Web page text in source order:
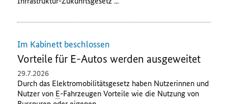
Im Kabinett beschlossen
Vorteile für E-Autos werden ausgeweitet
29.7.2026
Durch das Elektromobilitätsgesetz haben Nutzerinnen und
Nutzer von E-Fahrzeugen Vorteile wie die Nutzung von